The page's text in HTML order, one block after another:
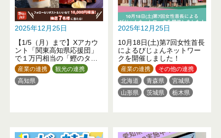
2025年12月25日
【1/5（月）まで】Xアカウ
ント「関東高知県応援団」
で１万円相当の「鰹のタタ
キ・仁井田米セット」が当
たるプレゼントキャンペー
ン開催中！
産業の連携
観光の連携
高知県
2025年12月25日
10月18日(土)第7回女性首長
によるびじょんネットワー
クを開催しました！
産業の連携
その他の連携
北海道
青森県
宮城県
山形県
茨城県
栃木県